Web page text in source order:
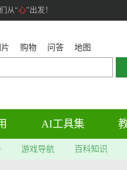
从“心”出发！
片 购物 问答 地图
AI工具集
游戏导航 百科知识